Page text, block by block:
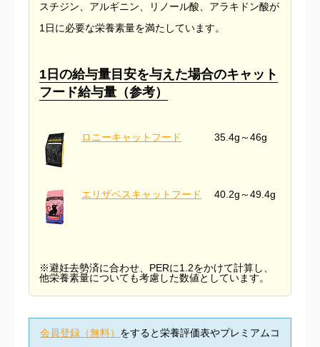
スチジン、アルギニン、リノール酸、アラキドン酸が
1日に必要な栄養素量を満たしています。
1日の給与量目安を与えた場合のキャット
フード給与量（参考）
ロニーキャットフード 35.4g～46g
エリザベスキャットフード 40.2g～49.4g
※避妊去勢済に合わせ、PERに1.2をかけて計算し、
他栄養素量についても考慮した数値としています。
会員登録（無料） をすると栄養評価表やプレミアムコ